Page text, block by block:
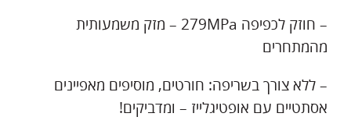
– חוזק לכפיפה 279MPa – מזק משמעותית
מהמתחרים
– ללא צורך בשריפה: חורטים, מוסיפים מאפיינים
אסתטיים עם אופטיגלייז – ומדביקים!